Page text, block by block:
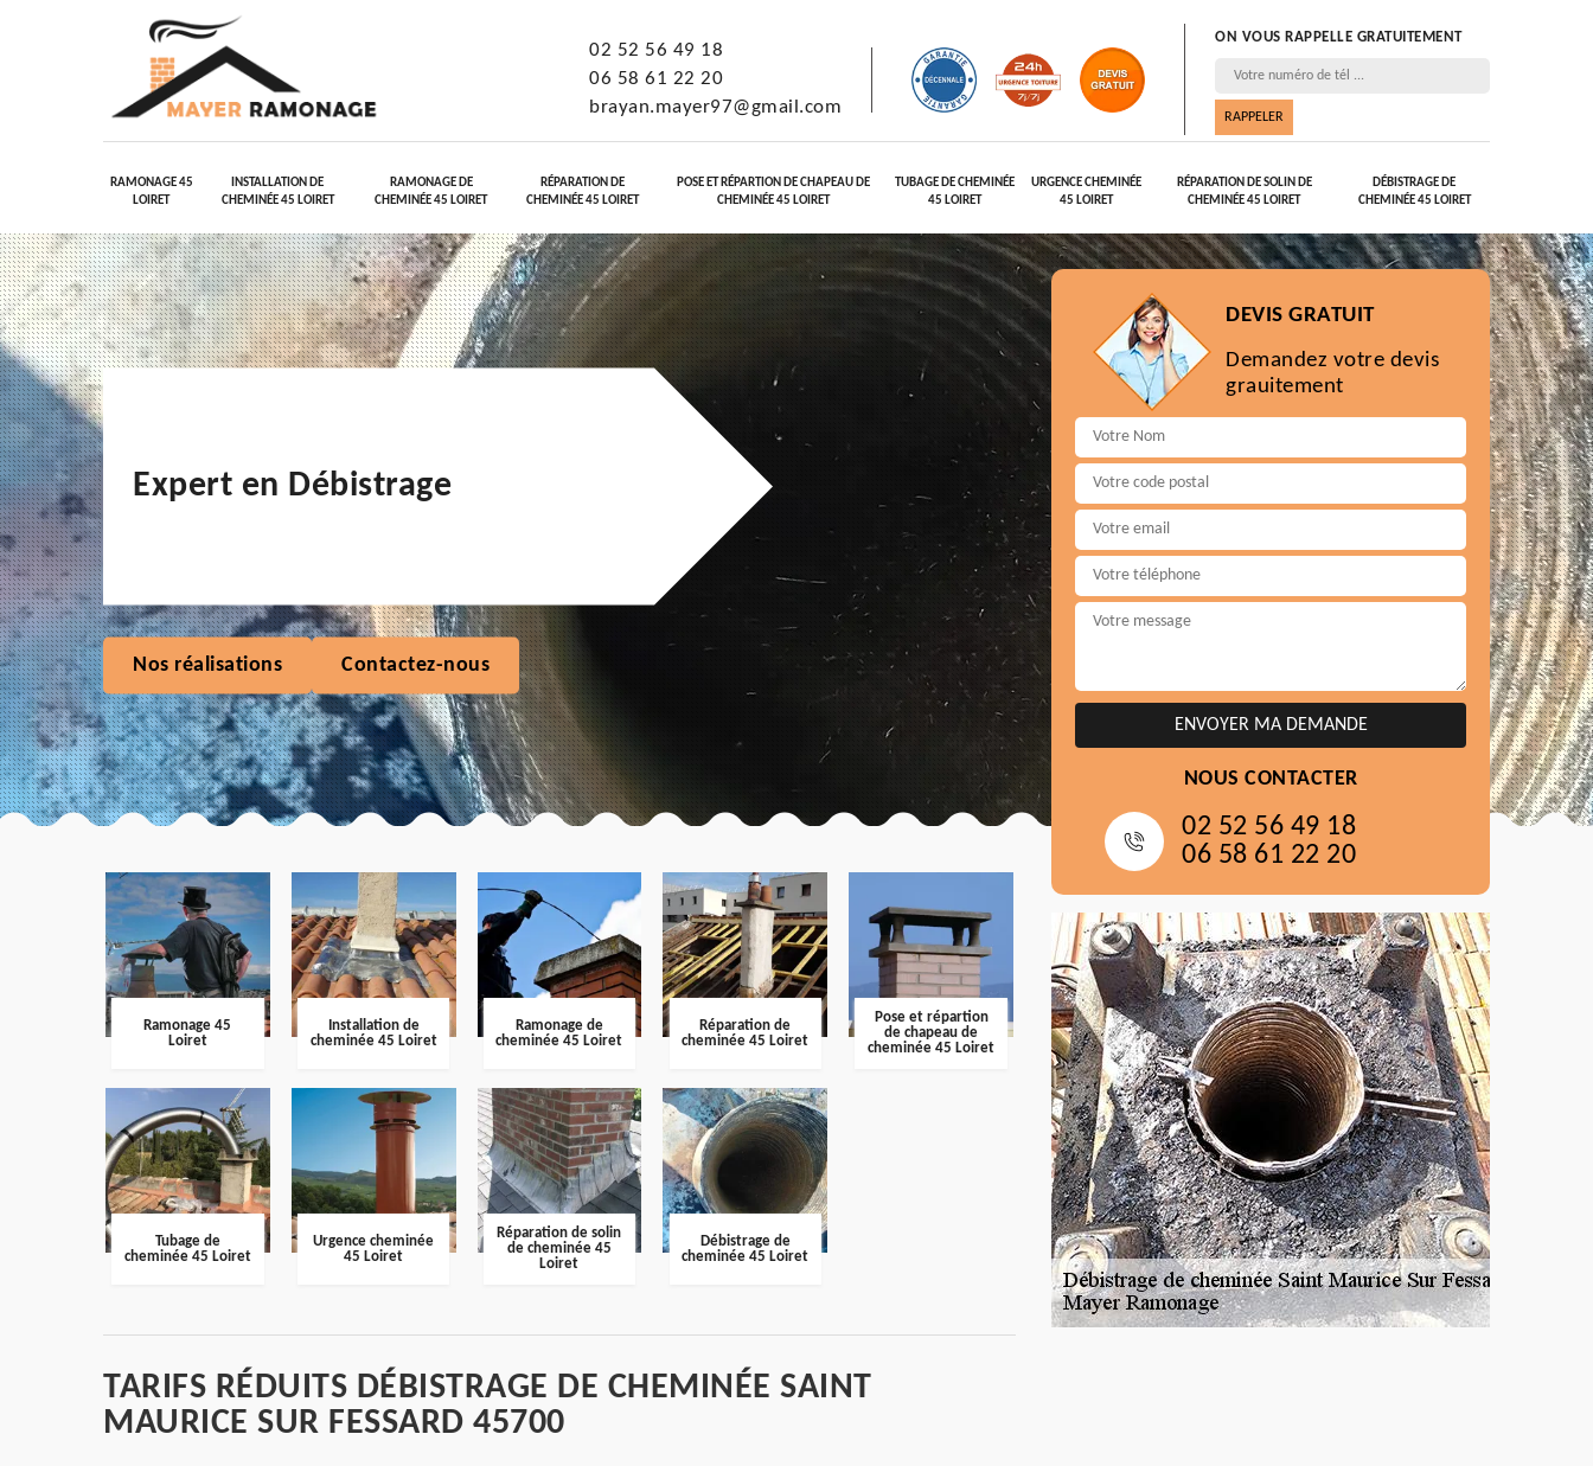
02 52 56 49 18
06 58 61 22 20
brayan.mayer97@gmail.com
ON VOUS RAPPELLE GRATUITEMENT
RAMONAGE 45
LOIRET
INSTALLATION DE
CHEMINÉE 45 LOIRET
RAMONAGE DE
CHEMINÉE 45 LOIRET
RÉPARATION DE
CHEMINÉE 45 LOIRET
POSE ET RÉPARTION DE CHAPEAU DE
CHEMINÉE 45 LOIRET
TUBAGE DE CHEMINÉE
45 LOIRET
URGENCE CHEMINÉE
45 LOIRET
RÉPARATION DE SOLIN DE
CHEMINÉE 45 LOIRET
DÉBISTRAGE DE
CHEMINÉE 45 LOIRET
Expert en Débistrage
Nos réalisations Contactez-nous
Ramonage 45
Loiret
Installation de
cheminée 45 Loiret
Ramonage de
cheminée 45 Loiret
Réparation de
cheminée 45 Loiret
Pose et répartion
de chapeau de
cheminée 45 Loiret
Tubage de
cheminée 45 Loiret
Urgence cheminée
45 Loiret
Réparation de solin
de cheminée 45
Loiret
Débistrage de
cheminée 45 Loiret
TARIFS RÉDUITS DÉBISTRAGE DE CHEMINÉE SAINT
MAURICE SUR FESSARD 45700
DEVIS GRATUIT
Demandez votre devis
grauitement
NOUS CONTACTER
02 52 56 49 18
06 58 61 22 20